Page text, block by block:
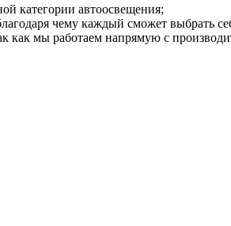
категории автоосвещения;
чему каждый сможет выбрать
мы работаем напрямую с